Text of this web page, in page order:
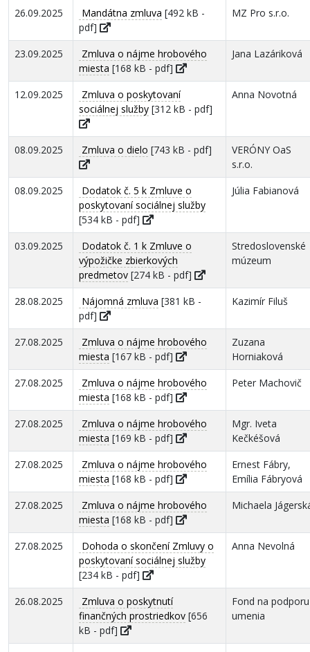
26.09.2025 Mandátna zmluva [492 kB -
pdf]
MZ Pro s.r.o.
23.09.2025
Zmluva o nájme hrobového
miesta [168 kB - pdf]
Jana Lazáriková
12.09.2025
Zmluva o poskytovaní
sociálnej služby [312 kB - pdf]
Anna Novotná
08.09.2025 Zmluva o dielo [743 kB - pdf]
VERÓNY OaS
s.r.o.
08.09.2025
Dodatok č. 5 k Zmluve o
poskytovaní sociálnej služby
[534 kB - pdf]
Júlia Fabianová
03.09.2025
Dodatok č. 1 k Zmluve o
výpožičke zbierkových
predmetov [274 kB - pdf]
Stredoslovenské
múzeum
28.08.2025 Nájomná zmluva [381 kB -
pdf]
Kazimír Filuš
27.08.2025
Zmluva o nájme hrobového
miesta [167 kB - pdf]
Zuzana
Horniaková
27.08.2025
Zmluva o nájme hrobového
miesta [168 kB - pdf]
Peter Machovič
27.08.2025
Zmluva o nájme hrobového
miesta [169 kB - pdf]
Mgr. Iveta
Kečkéšová
27.08.2025
Zmluva o nájme hrobového
miesta [168 kB - pdf]
Ernest Fábry,
Emília Fábryová
27.08.2025
Zmluva o nájme hrobového
miesta [168 kB - pdf]
Michaela
27.08.2025
Dohoda o skončení Zmluvy o
poskytovaní sociálnej služby
[234 kB - pdf]
Anna Nevolná
26.08.2025
Zmluva o poskytnutí
finančných prostriedkov [656
kB - pdf]
Fond na podporu
umenia